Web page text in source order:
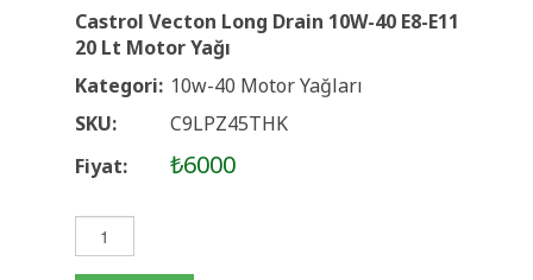
Castrol Vecton Long Drain 10W-40 E8-E11
20 Lt Motor Yağı
Kategori: 10w-40 Motor Yağları
SKU:
C9LPZ45THK
Fiyat:
₺6000